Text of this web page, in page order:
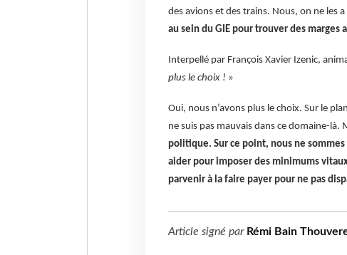
des avions et des trains. Nous, on ne les a
au sein du GIE pour trouver des marges
Interpellé par François Xavier Izenic,
plus le choix ! »
Oui, nous n’avons plus le choix. Sur le
ne suis pas mauvais dans ce domaine-là.
politique. Sur ce point, nous ne
aider pour imposer des minimums
parvenir à la faire payer pour ne pas
Article signé par Rémi Bain